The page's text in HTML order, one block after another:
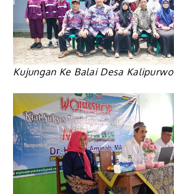
Kujungan Ke Balai Desa Kalipurwo